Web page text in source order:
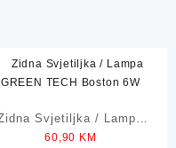
Svjetiljka / Lampa
GREEN TECH Boston 6W
60,90 KM